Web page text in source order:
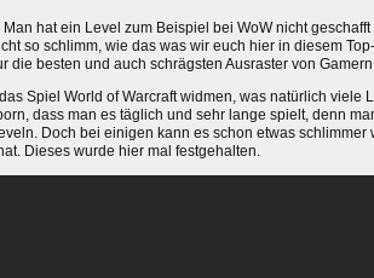
hat ein Level zum Beispiel bei WoW nicht
so schlimm, wie das was wir euch hier in diesem
die besten und auch schrägsten Ausraster von
Spiel World of Warcraft widmen, was natürlich viele
dass man es täglich und sehr lange spielt, denn
Doch bei einigen kann es schon etwas schlimmer
Dieses wurde hier mal festgehalten.